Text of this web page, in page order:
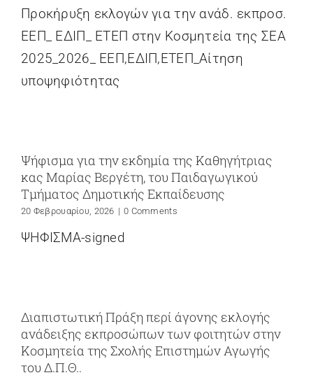
Προκήρυξη εκλογών για την ανάδ. εκπροσ.
ΕΕΠ_ ΕΔΙΠ_ ΕΤΕΠ στην Κοσμητεία της ΣΕΑ
2025_2026_ ΕΕΠ,ΕΔΙΠ,ΕΤΕΠ_Αίτηση
υποψηφιότητας
Ψήφισμα για την εκδημία της Καθηγήτριας
κας Μαρίας Βεργέτη, του Παιδαγωγικού
Τμήματος Δημοτικής Εκπαίδευσης
20 Φεβρουαρίου, 2026 | 0 Comments
ΨΗΦΙΣΜΑ-signed
Διαπιστωτική Πράξη περί άγονης εκλογής
ανάδειξης εκπροσώπων των φοιτητών στην
Κοσμητεία της Σχολής Επιστημών Αγωγής
του Δ.Π.Θ..